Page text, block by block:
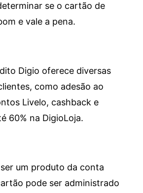
se o cartão de
e vale a pena.
Digio oferece diversas
como adesão ao
Livelo, cashback e
60% na DigioLoja.
um produto da conta
pode ser administrado